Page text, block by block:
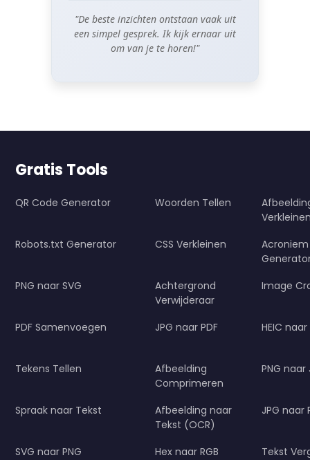
"De beste inzichten ontstaan vaak uit
een simpel gesprek. Ik kijk ernaar uit
om van je te horen!"
Gratis Tools
QR Code Generator Woorden Tellen
Robots.txt Generator
CSS Verkleinen
Acroniem
PNG naar SVG
Achtergrond
Verwijderaar
Image
PDF Samenvoegen JPG naar PDF HEIC naar
Tekens Tellen
Afbeelding
Comprimeren
PNG naar
Spraak naar Tekst
Afbeelding naar
Tekst (OCR)
JPG naar
SVG naar PNG Hex naar RGB Tekst